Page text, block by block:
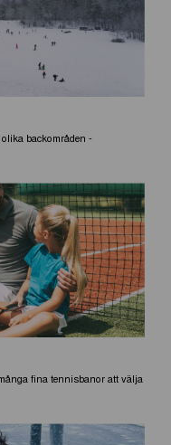
backområden -
fina tennisbanor att välja